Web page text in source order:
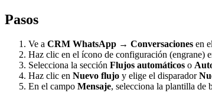
Pasos
Ve a CRM WhatsApp → Conversaciones en
Haz clic en el ícono de configuración (engrane)
Selecciona la sección Flujos automáticos o
Haz clic en Nuevo flujo y elige el disparador
En el campo Mensaje, selecciona la plantilla de